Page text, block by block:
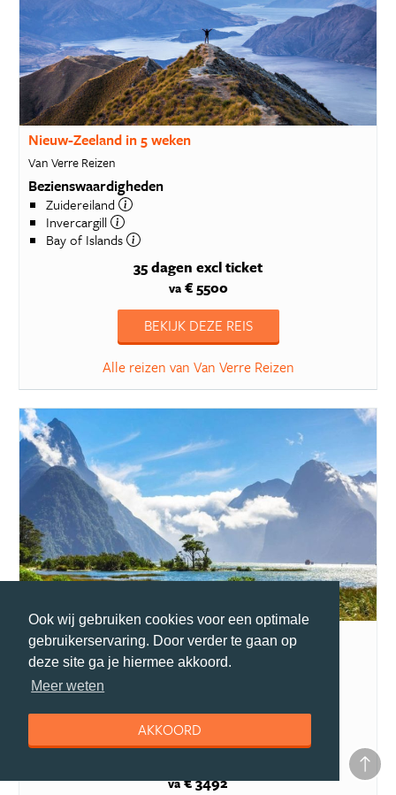
Ook wij gebruiken cookies voor een optimale
gebruikerservaring. Door verder te gaan op
deze site ga je hiermee akkoord.
Meer weten
AKKOORD
Nieuw-Zeeland in 5 weken
Van Verre Reizen
Bezienswaardigheden
Zuidereiland
Invercargill
Bay of Islands
35 dagen excl ticket
va€ 5500
BEKIJK DEZE REIS
Alle reizen van Van Verre Reizen
Nieuw-Zeeland Highlights
333travel
Bezienswaardigheden
Auckland
Invercargill
va€ 3492